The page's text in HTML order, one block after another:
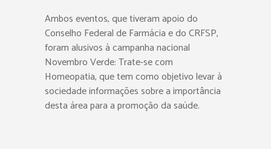
Ambos eventos, que tiveram apoio do
Conselho Federal de Farmácia e do CRFSP,
foram alusivos à campanha nacional
Novembro Verde: Trate-se com
Homeopatia, que tem como objetivo levar à
sociedade informações sobre a importância
desta área para a promoção da saúde.